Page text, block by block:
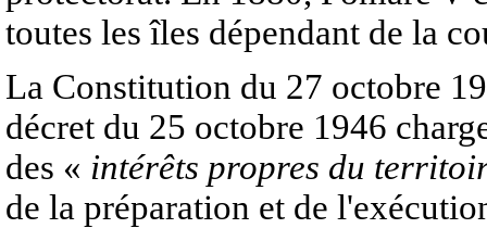
toutes les îles dépendant de la
La Constitution du 27 octobre
décret du 25 octobre 1946
des « intérêts propres du
de la préparation et de